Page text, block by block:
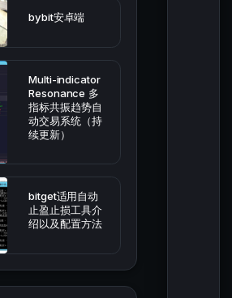
bybit安卓端
Multi-indicator
Resonance 多
指标共振趋势自
动交易系统（持
续更新）
bitget适用自动
止盈止损工具介
绍以及配置方法